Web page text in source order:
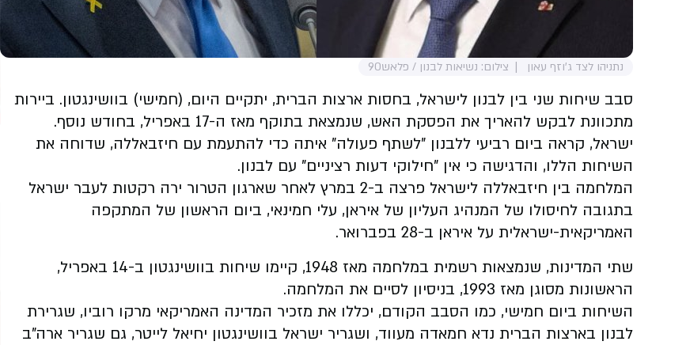
נתניהו לצד ג'וזף עאון צילום: נשיאות לבנון / פלאש90
סבב שיחות שני בין לבנון לישראל, בחסות ארצות הברית, יתקיים היום, (חמישי) בוושינגטון. ביירות
מתכוונת לבקש להאריך את הפסקת האש, שנמצאת בתוקף מאז ה-17 באפריל, בחודש נוסף.
ישראל, קראה ביום רביעי ללבנון "לשתף פעולה" איתה כדי להתעמת עם חיזבאללה, שדוחה את
השיחות הללו, והדגישה כי אין "חילוקי דעות רציניים" עם לבנון.
המלחמה בין חיזבאללה לישראל פרצה ב-2 במרץ לאחר שארגון הטרור ירה רקטות לעבר ישראל
בתגובה לחיסולו של המנהיג העליון של איראן, עלי חמינאי, ביום הראשון של המתקפה
האמריקאית-ישראלית על איראן ב-28 בפברואר.
שתי המדינות, שנמצאות רשמית במלחמה מאז 1948, קיימו שיחות בוושינגטון ב-14 באפריל,
הראשונות מסוגן מאז 1993, בניסיון לסיים את המלחמה.
השיחות ביום חמישי, כמו הסבב הקודם, יכללו את מזכיר המדינה האמריקאי מרקו רוביו, שגרירת
לבנון בארצות הברית נדא חמאדה מעווד, ושגריר ישראל בוושינגטון יחיאל לייטר, גם שגריר ארה"ב